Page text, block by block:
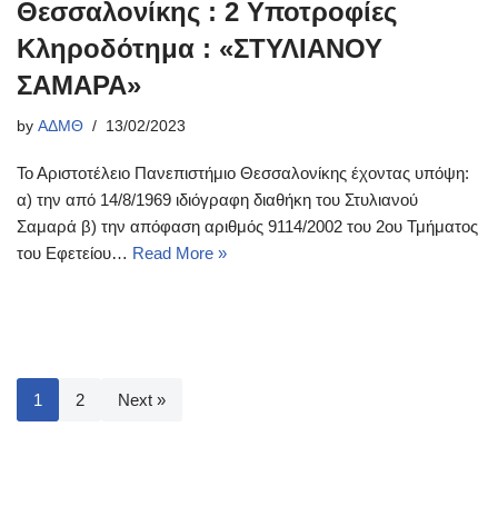
Θεσσαλονίκης : 2 Υποτροφίες
Κληροδότημα : «ΣΤΥΛΙΑΝΟΥ
ΣΑΜΑΡΑ»
by ΑΔΜΘ 13/02/2023
Το Αριστοτέλειο Πανεπιστήμιο Θεσσαλονίκης έχοντας υπόψη:
α) την από 14/8/1969 ιδιόγραφη διαθήκη του Στυλιανού
Σαμαρά β) την απόφαση αριθμός 9114/2002 του 2ου Τμήματος
του Εφετείου… Read More »
1 2 Next »